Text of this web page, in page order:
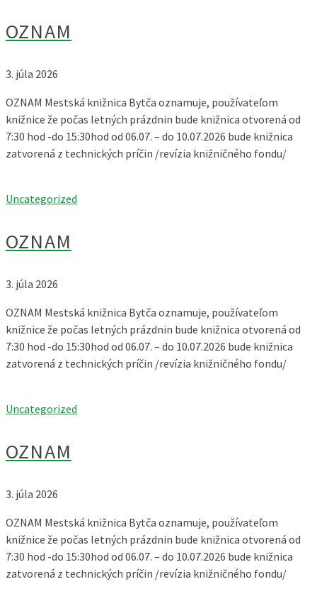
OZNAM
3. júla 2026
OZNAM Mestská knižnica Bytča oznamuje, používateľom
knižnice že počas letných prázdnin bude knižnica otvorená od
7:30 hod -do 15:30hod od 06.07. – do 10.07.2026 bude knižnica
zatvorená z technických príčin /revízia knižničného fondu/
Uncategorized
OZNAM
3. júla 2026
OZNAM Mestská knižnica Bytča oznamuje, používateľom
knižnice že počas letných prázdnin bude knižnica otvorená od
7:30 hod -do 15:30hod od 06.07. – do 10.07.2026 bude knižnica
zatvorená z technických príčin /revízia knižničného fondu/
Uncategorized
OZNAM
3. júla 2026
OZNAM Mestská knižnica Bytča oznamuje, používateľom
knižnice že počas letných prázdnin bude knižnica otvorená od
7:30 hod -do 15:30hod od 06.07. – do 10.07.2026 bude knižnica
zatvorená z technických príčin /revízia knižničného fondu/